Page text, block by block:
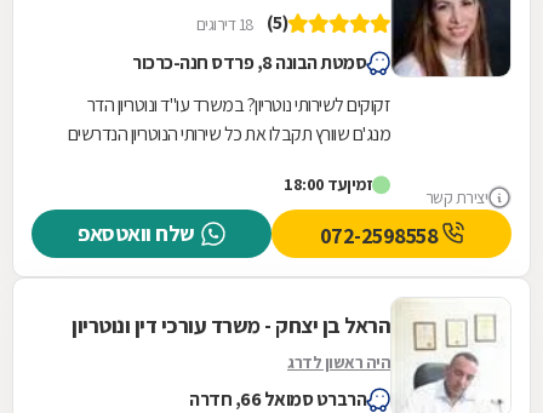
יצירת קשר
(5) 18 דירוגים
סמטת הבונה 8, פרדס חנה-כרכור
זקוקים לשירותי נוטריון? במשרד עו"ד ונוטריון הדר
מנג'ם שוורץ תקבלו את כל שירותי הנוטריון הנדרשים
חנה...
זמיןעד 18:00
שלח וואטסאפ 072-2598558
הראל בן יצחק - משרד עורכי דין ונוטריון
היה ראשון לדרג
הרברט סמואל 66, חדרה